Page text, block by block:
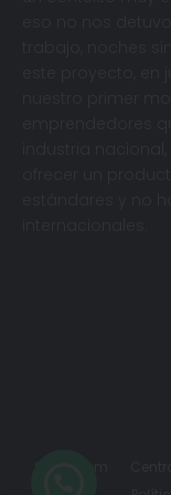
eso no nos
trabajo, noches
este proyecto,
nuestro primer
emprendedores
industria
ofrecer un
estándares y no